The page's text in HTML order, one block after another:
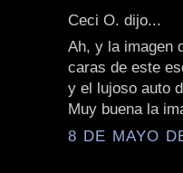
Ceci O. dijo...
Ah, y la imagen
caras de este
y el lujoso auto
Muy buena la
8 DE MAYO